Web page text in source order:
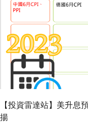
【投資雷達站】美升息
揚